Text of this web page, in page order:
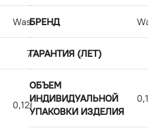
WasserKRAFT
7
0,126
БРЕНД
ГАРАНТИЯ (ЛЕТ)
ОБЪЕМ
ИНДИВИДУАЛЬНОЙ
УПАКОВКИ ИЗДЕЛИЯ